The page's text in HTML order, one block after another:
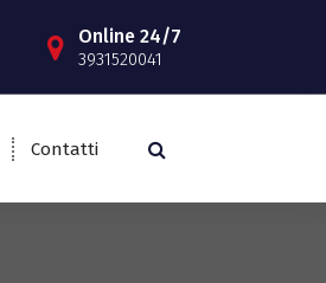
Online 24/7
3931520041
Contatti